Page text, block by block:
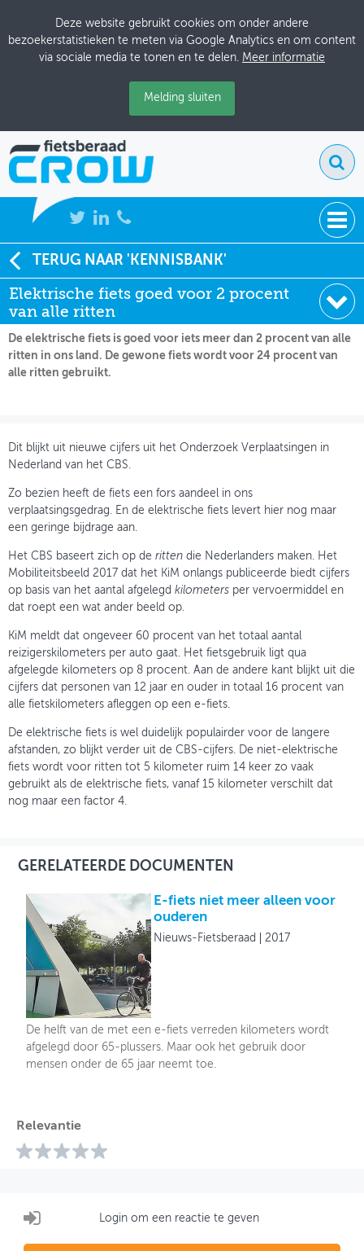
Deze website gebruikt cookies om onder andere
bezoekerstatistieken te meten via Google Analytics en om content
via sociale media te tonen en te delen. Meer informatie
Melding sluiten
NIEUWS
BIJEENKOMSTEN
KENNISBANK
ADRESSENBOEK
MIJN PROFIEL
GEBRUIKER
TERUG NAAR 'KENNISBANK'
Elektrische fiets goed voor 2 procent
van alle ritten
Soort:
Nieuws Fietsberaad
Datum:
09-11-2017
De elektrische fiets is goed voor iets meer dan 2 procent van alle
ritten in ons land. De gewone fiets wordt voor 24 procent van
alle ritten gebruikt.
Dit blijkt uit nieuwe cijfers uit het Onderzoek Verplaatsingen in
Nederland van het CBS.
Zo bezien heeft de fiets een fors aandeel in ons
verplaatsingsgedrag. En de elektrische fiets levert hier nog maar
een geringe bijdrage aan.
Het CBS baseert zich op de ritten die Nederlanders maken. Het
Mobiliteitsbeeld 2017 dat het KiM onlangs publiceerde biedt cijfers
op basis van het aantal afgelegd kilometers per vervoermiddel en
dat roept een wat ander beeld op.
KiM meldt dat ongeveer 60 procent van het totaal aantal
reizigerskilometers per auto gaat. Het fietsgebruik ligt qua
afgelegde kilometers op 8 procent. Aan de andere kant blijkt uit die
cijfers dat personen van 12 jaar en ouder in totaal 16 procent van
alle fietskilometers afleggen op een e-fiets.
De elektrische fiets is wel duidelijk populairder voor de langere
afstanden, zo blijkt verder uit de CBS-cijfers. De niet-elektrische
fiets wordt voor ritten tot 5 kilometer ruim 14 keer zo vaak
gebruikt als de elektrische fiets, vanaf 15 kilometer verschilt dat
nog maar een factor 4.
GERELATEERDE DOCUMENTEN
E-fiets niet meer alleen voor
ouderen
Nieuws-Fietsberaad 2017
De helft van de met een e-fiets verreden kilometers wordt
afgelegd door 65-plussers. Maar ook het gebruik door
mensen onder de 65 jaar neemt toe.
Relevantie
Login om een reactie te geven